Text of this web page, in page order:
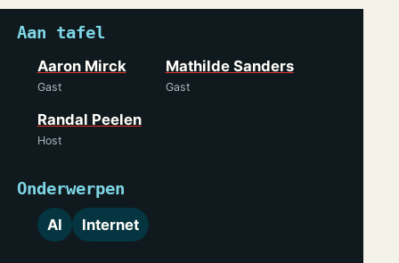
Aan tafel
Aaron Mirck
Gast
Mathilde Sanders
Gast
Randal Peelen
Host
Onderwerpen
AI Internet